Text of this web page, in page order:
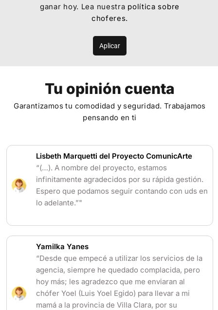
ganar hoy. Lea nuestra política sobre
choferes.
Aplicar
Tu opinión cuenta
Garantizamos tu comodidad y seguridad. Trabajamos
pensando en ti
Lisbeth Marquetti del Proyecto ComunicArte
“(…). A nombre del proyecto, estamos
infinitamente agradecidos por su rápida gestión.
Espero que podamos seguir contando con uds en
lo adelante.”"
Yamilka Yanes
“Desde que empecé a utilizar los servicios de la
agencia, siempre he quedado complacida, pero
hoy más; les agradezco que me enviaran al
chófer Yoel (Luis Yoel Egido) para llevar a mi
mamá a la provincia de Villa Clara, por su